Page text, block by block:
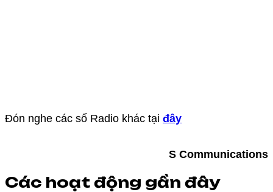
Đón nghe các số Radio khác tại đây
S Communications
Các hoạt động gần đây